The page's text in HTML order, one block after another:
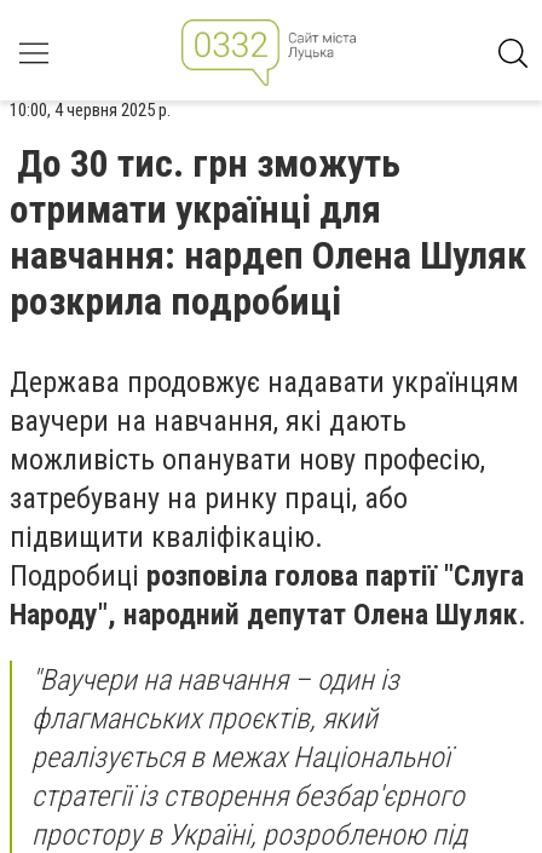
10:00, 4 червня 2025 р.
До 30 тис. грн зможуть
отримати українці для
навчання: нардеп Олена Шуляк
розкрила подробиці
Держава продовжує надавати українцям
ваучери на навчання, які дають
можливість опанувати нову професію,
затребувану на ринку праці, або
підвищити кваліфікацію.
Подробиці розповіла голова партії "Слуга
Народу", народний депутат Олена Шуляк.
"Ваучери на навчання – один із
флагманських проєктів, який
реалізується в межах Національної
стратегії із створення безбар'єрного
простору в Україні, розробленою під